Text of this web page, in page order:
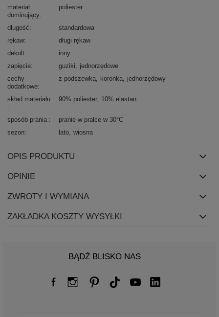
materiał
dominujący
poliester
długość
standardowa
rękaw
długi rękaw
dekolt
inny
zapięcie
guziki
jednorzędowe
cechy
dodatkowe
z podszewką koronka jednorzędowy
skład materiału 90% poliester 10% elastan
sposób prania
pranie w pralce w 30°C
sezon
lato wiosna
OPIS PRODUKTU
OPINIE
ZWROTY I WYMIANA
ZAKŁADKA KOSZTY WYSYŁKI
BĄDŹ BLISKO NAS